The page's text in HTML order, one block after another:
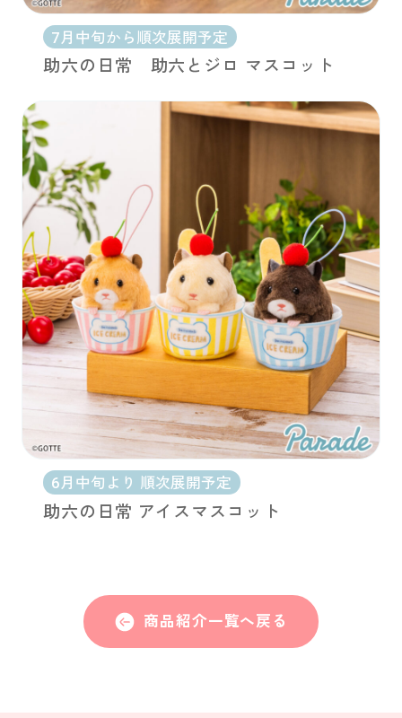
7月中旬から順次展開予定
助六の日常 助六とジロ マスコット
6月中旬より 順次展開予定
助六の日常 アイスマスコット
商品紹介一覧へ戻る